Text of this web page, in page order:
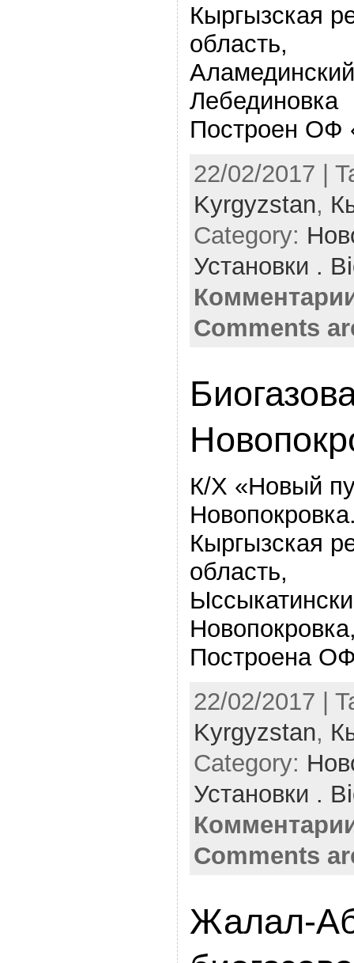
Кыргызская
область,
Лебединовка
Построен ОФ
22/02/2017 |
Kyrgyzstan,
Category:
Установки .
Comments
К/Х «Новый
Кыргызская
область,
Построена
22/02/2017 |
Kyrgyzstan,
Category:
Установки .
Comments
Жалал-